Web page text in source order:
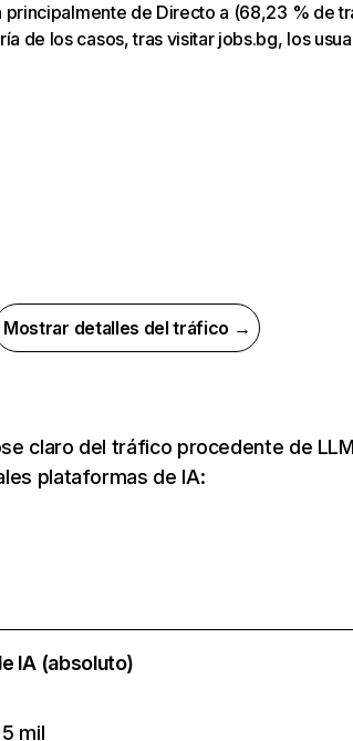
principalmente de Directo a (68,23 % de
de los casos, tras visitar jobs.bg, los
Mostrar detalles del tráfico →
claro del tráfico procedente de
plataformas de IA:
IA (absoluto)
5 mil